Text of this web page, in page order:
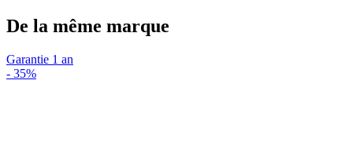
De la même marque
Garantie 1 an
- 35%